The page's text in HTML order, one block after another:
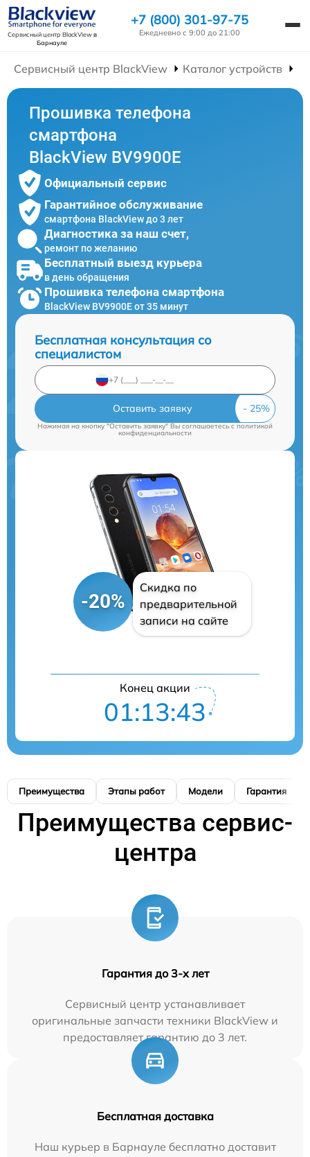
Сервисный центр BlackViewв
Барнауле
+7 (800) 301-97-75
Ежедневно с 9:00 до 21:00
Сервисный центр BlackView Каталог устройств
Прошивка телефона
смартфона
BlackView BV9900E
Официальный сервис
Гарантийное обслуживание
смартфона BlackView до 3 лет
Диагностика за наш счет,
ремонт по желанию
Бесплатный выезд курьера
в день обращения
Прошивка телефона смартфона
BlackView BV9900E от 35 минут
Бесплатная консультация со
специалистом
Оставить заявку
Нажимая на кнопку "Оставить заявку" Вы соглашаетесь cполитикой
конфиденциальности
-20%
Скидка по
предварительной
записи на сайте
Конец акции
01:13:42
Преимущества Этапы работ Модели Гарантия
Преимущества сервис-
центра
Гарантия до 3-х лет
Сервисный центр устанавливает
оригинальные запчасти техники BlackView и
предоставляет гарантию до 3 лет.
Бесплатная доставка
Наш курьер в Барнауле бесплатно доставит